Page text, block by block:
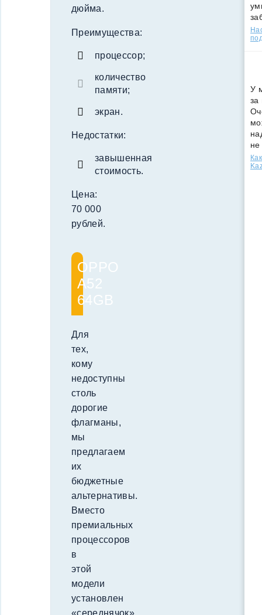
дюйма.
Преимущества:
процессор;
количество
памяти;
экран.
Недостатки:
завышенная
стоимость.
Цена:
70 000
рублей.
OPPO
A52
64GB
Для
тех,
кому
недоступны
столь
дорогие
флагманы,
мы
предлагаем
их
бюджетные
альтернативы.
Вместо
премиальных
процессоров
в
этой
модели
установлен
«середнячок»
У
за
не